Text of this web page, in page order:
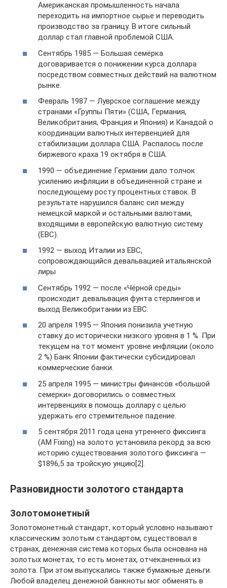
Американская промышленность начала
переходить на импортное сырье и переводить
производство за границу. В итоге сильный
доллар стал главной проблемой США.
Сентябрь 1985 — Большая семёрка
договаривается о понижении курса доллара
посредством совместных действий на валютном
рынке.
Февраль 1987 — Луврское соглашение между
странами «Группы Пяти» (США, Германия,
Великобритания, Франция и Япония) и Канадой о
координации валютных интервенцией для
стабилизации доллара США. Распалось после
биржевого краха 19 октября в США.
1990 — объединение Германии дало толчок
усилению инфляции в объединенной стране и
последующему росту процентных ставок. В
результате нарушился баланс сил между
немецкой маркой и остальными валютами,
входящими в европейскую валютную систему
(ЕВС).
1992 — выход Италии из ЕВС,
сопровождающийся девальвацией итальянской
лиры
Сентябрь 1992 — после «Чёрной среды»
происходит девальвация фунта стерлингов и
выход Великобритании из ЕВС.
20 апреля 1995 — Япония понизила учетную
ставку до исторически низкого уровня в 1 %. При
текущем на тот момент уровне инфляции (около
2 %) Банк Японии фактически субсидировал
коммерческие банки.
25 апреля 1995 — министры финансов «большой
семерки» договорились о совместных
интервенциях в помощь доллару с целью
удержать его стремительное падение.
5 сентября 2011 года цена утреннего фиксинга
(AM Fixing) на золото установила рекорд за всю
историю существования золотого фиксинга —
$1896,5 за тройскую унцию[2].
Разновидности золотого стандарта
Золотомонетный
Золотомонетный стандарт, который условно называют
классическим золотым стандартом, существовал в
странах, денежная система которых была основана на
золотых монетах, то есть монетах, отчеканенных из
золота. При этом выпускались также бумажные деньги.
Любой владелец денежной банкноты мог обменять в